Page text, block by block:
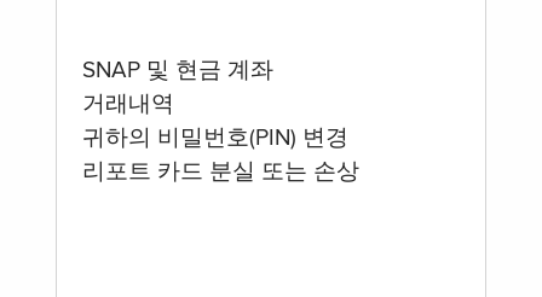
SNAP 및 현금 계좌
거래내역
귀하의 비밀번호(PIN) 변경
리포트 카드 분실 또는 손상